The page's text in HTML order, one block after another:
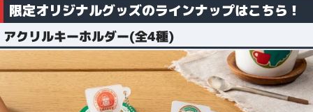
限定オリジナルグッズのラインナップはこちら！
アクリルキーホルダー(全4種)